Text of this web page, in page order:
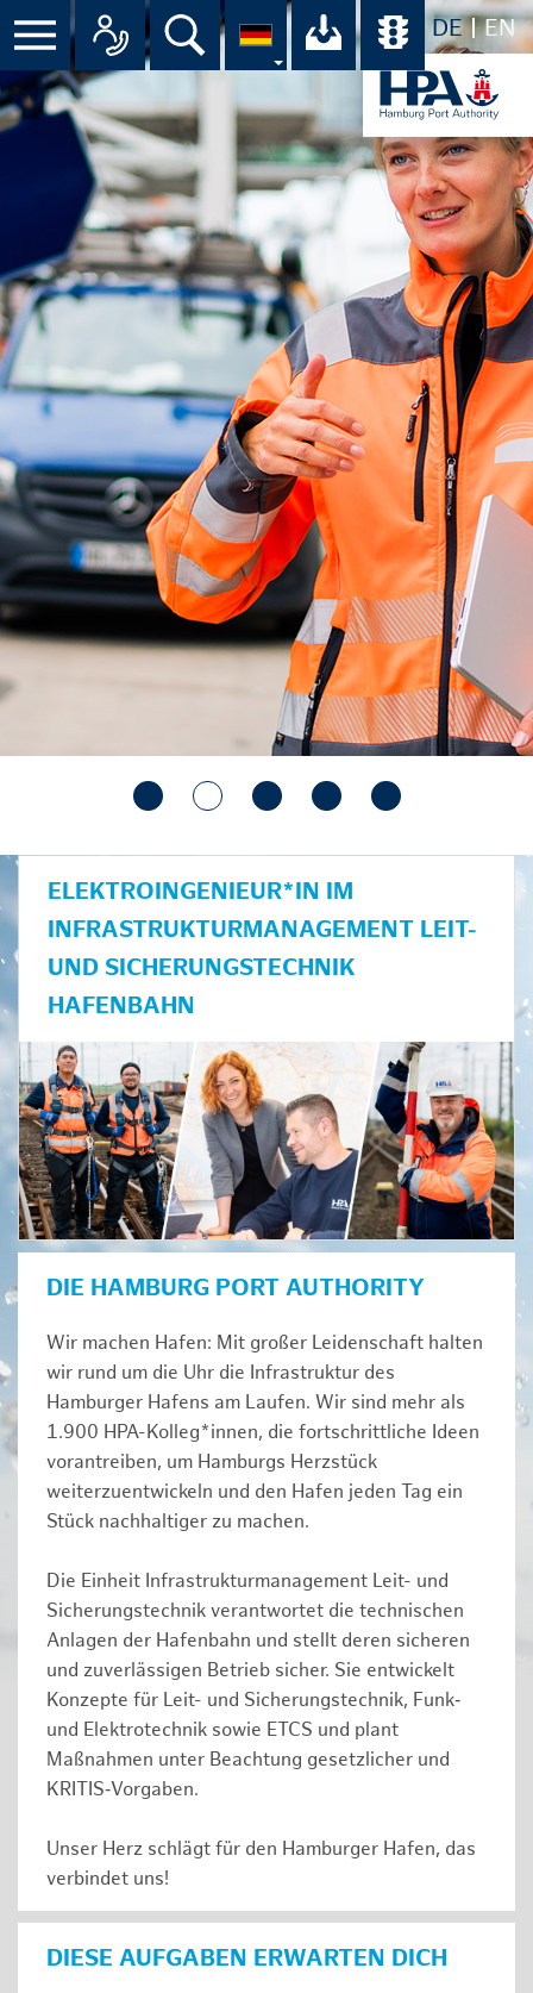
DE EN
Suche Ihr Download-
ELEKTROINGENIEUR*IN IM
INFRASTRUKTURMANAGEMENT LEIT-
UND SICHERUNGSTECHNIK
HAFENBAHN
DIE HAMBURG PORT AUTHORITY
Wir machen Hafen: Mit großer Leidenschaft halten
wir rund um die Uhr die Infrastruktur des
Hamburger Hafens am Laufen. Wir sind mehr als
1.900 HPA-Kolleg*innen, die fortschrittliche Ideen
vorantreiben, um Hamburgs Herzstück
weiterzuentwickeln und den Hafen jeden Tag ein
Stück nachhaltiger zu machen.
Die Einheit Infrastrukturmanagement Leit- und
Sicherungstechnik verantwortet die technischen
Anlagen der Hafenbahn und stellt deren sicheren
und zuverlässigen Betrieb sicher. Sie entwickelt
Konzepte für Leit- und Sicherungstechnik, Funk‑
und Elektrotechnik sowie ETCS und plant
Maßnahmen unter Beachtung gesetzlicher und
KRITIS‑Vorgaben.
Unser Herz schlägt für den Hamburger Hafen, das
verbindet uns!
DIESE AUFGABEN ERWARTEN DICH